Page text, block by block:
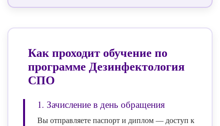
Как проходит обучение по
программе Дезинфектология
СПО
1. Зачисление в день обращения
Вы отправляете паспорт и диплом — доступ к